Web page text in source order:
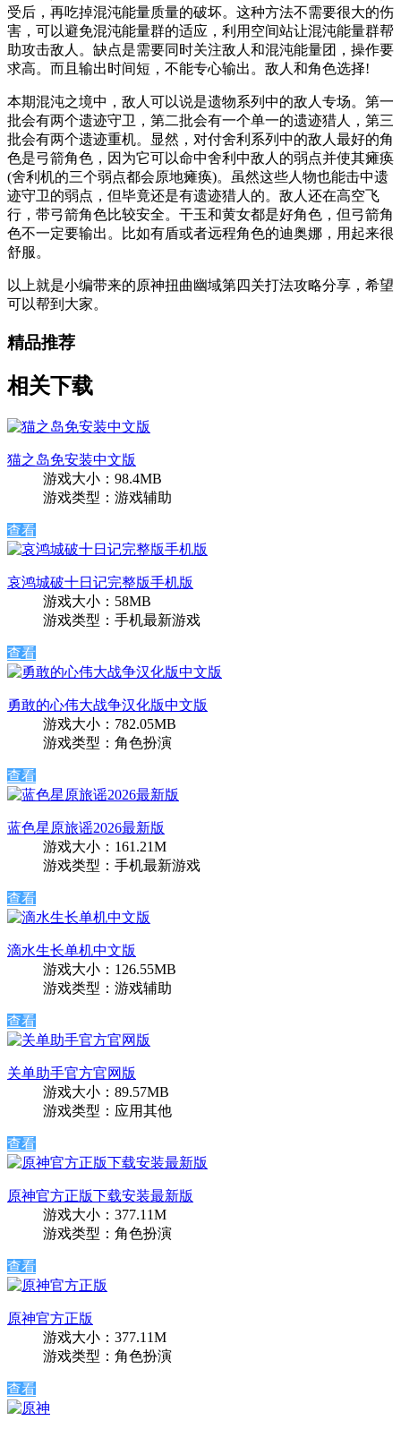
受后，再吃掉混沌能量质量的破坏。这种方法不需要很大的伤
害，可以避免混沌能量群的适应，利用空间站让混沌能量群帮
助攻击敌人。缺点是需要同时关注敌人和混沌能量团，操作要
求高。而且输出时间短，不能专心输出。敌人和角色选择!
本期混沌之境中，敌人可以说是遗物系列中的敌人专场。第一
批会有两个遗迹守卫，第二批会有一个单一的遗迹猎人，第三
批会有两个遗迹重机。显然，对付舍利系列中的敌人最好的角
色是弓箭角色，因为它可以命中舍利中敌人的弱点并使其瘫痪
(舍利机的三个弱点都会原地瘫痪)。虽然这些人物也能击中遗
迹守卫的弱点，但毕竟还是有遗迹猎人的。敌人还在高空飞
行，带弓箭角色比较安全。干玉和黄女都是好角色，但弓箭角
色不一定要输出。比如有盾或者远程角色的迪奥娜，用起来很
舒服。
以上就是小编带来的原神扭曲幽域第四关打法攻略分享，希望
可以帮到大家。
精品推荐
相关下载
猫之岛免安装中文版
游戏大小：98.4MB
游戏类型：游戏辅助
查看
哀鸿城破十日记完整版手机版
游戏大小：58MB
游戏类型：手机最新游戏
查看
勇敢的心伟大战争汉化版中文版
游戏大小：782.05MB
游戏类型：角色扮演
查看
蓝色星原旅谣2026最新版
游戏大小：161.21M
游戏类型：手机最新游戏
查看
滴水生长单机中文版
游戏大小：126.55MB
游戏类型：游戏辅助
查看
关单助手官方官网版
游戏大小：89.57MB
游戏类型：应用其他
查看
原神官方正版下载安装最新版
游戏大小：377.11M
游戏类型：角色扮演
查看
原神官方正版
游戏大小：377.11M
游戏类型：角色扮演
查看